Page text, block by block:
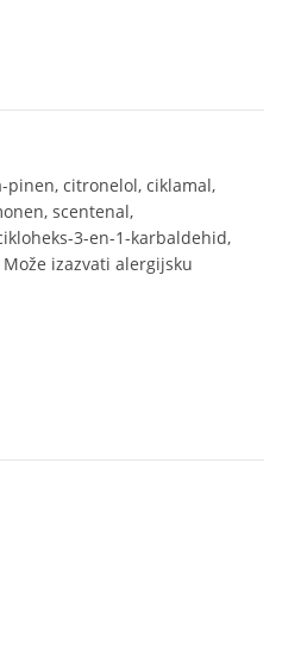
citronelol, ciklamal,
scentenal,
3-en-1-karbaldehid,
izazvati alergijsku